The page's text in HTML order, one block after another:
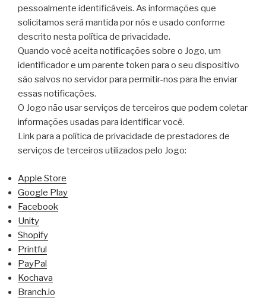
pessoalmente identificáveis. As informações que
solicitamos será mantida por nós e usado conforme
descrito nesta política de privacidade.
Quando você aceita notificações sobre o Jogo, um
identificador e um parente token para o seu dispositivo
são salvos no servidor para permitir-nos para lhe enviar
essas notificações.
O Jogo não usar serviços de terceiros que podem coletar
informações usadas para identificar você.
Link para a política de privacidade de prestadores de
serviços de terceiros utilizados pelo Jogo:
Apple Store
Google Play
Facebook
Unity
Shopify
Printful
PayPal
Kochava
Branch.io